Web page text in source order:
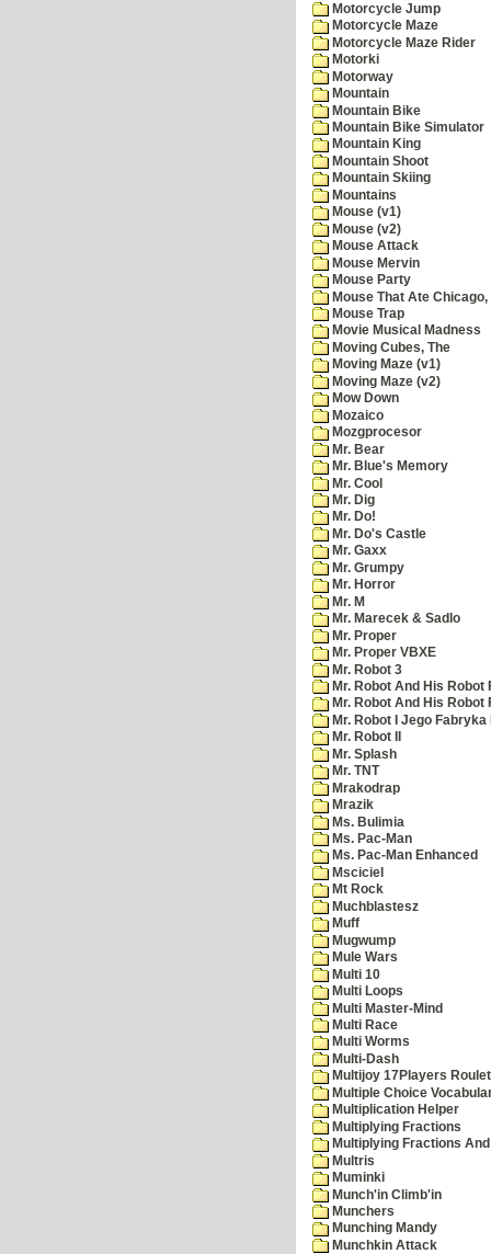
Motorcycle Jump
Motorcycle Maze
Motorcycle Maze Rider
Motorki
Motorway
Mountain
Mountain Bike
Mountain Bike Simulator
Mountain King
Mountain Shoot
Mountain Skiing
Mountains
Mouse (v1)
Mouse (v2)
Mouse Attack
Mouse Mervin
Mouse Party
Mouse That Ate Chicago,
Mouse Trap
Movie Musical Madness
Moving Cubes, The
Moving Maze (v1)
Moving Maze (v2)
Mow Down
Mozaico
Mozgprocesor
Mr. Bear
Mr. Blue's Memory
Mr. Cool
Mr. Dig
Mr. Do!
Mr. Do's Castle
Mr. Gaxx
Mr. Grumpy
Mr. Horror
Mr. M
Mr. Marecek & Sadlo
Mr. Proper
Mr. Proper VBXE
Mr. Robot 3
Mr. Robot And His Robot
Mr. Robot And His
Mr. Robot I Jego Fabryka
Mr. Robot II
Mr. Splash
Mr. TNT
Mrakodrap
Mrazik
Ms. Bulimia
Ms. Pac-Man
Ms. Pac-Man Enhanced
Msciciel
Mt Rock
Muchblastesz
Muff
Mugwump
Mule Wars
Multi 10
Multi Loops
Multi Master-Mind
Multi Race
Multi Worms
Multi-Dash
Multijoy 17Players
Multiple Choice
Multiplication Helper
Multiplying Fractions
Multiplying Fractions
Multris
Muminki
Munch'in Climb'in
Munchers
Munching Mandy
Munchkin Attack